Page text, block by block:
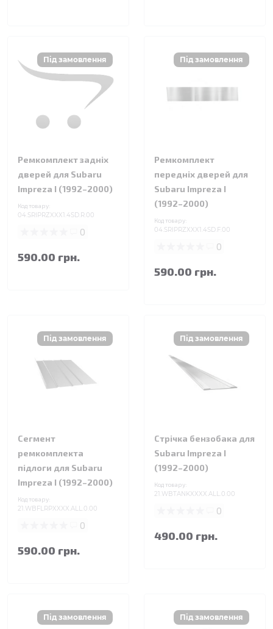
Ремкомплект задніх
дверей для Subaru
Impreza I (1992–2000)
Код товару:
04.SRIPRZXXX1.4SD.R.00
0
590.00 грн.
Ремкомплект
передніх дверей для
Subaru Impreza I
(1992–2000)
Код товару:
04.SRIPRZXXX1.4SD.F.00
0
590.00 грн.
Сегмент
ремкомплекта
підлоги для Subaru
Impreza I (1992–2000)
Код товару:
21.WBFLRPXXXX.ALL.0.00
0
590.00 грн.
Стрічка бензобака для
Subaru Impreza I
(1992–2000)
Код товару:
21.WBTANKXXXX.ALL.0.00
0
490.00 грн.